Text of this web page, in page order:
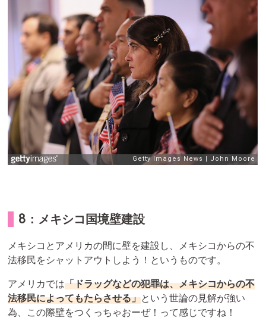
8：メキシコ国境壁建設
メキシコとアメリカの間に壁を建設し、メキシコからの不
法移民をシャットアウトしよう！というものです。
アメリカでは「ドラッグなどの犯罪は、メキシコからの不
法移民によってもたらさせる」という世論の見解が強い
為、この際壁をつくっちゃおーぜ！って感じですね！